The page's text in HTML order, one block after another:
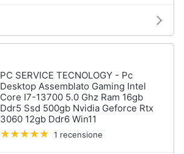
PC SERVICE TECNOLOGY - Pc
Desktop Assemblato Gaming Intel
Core I7-13700 5.0 Ghz Ram 16gb
Ddr5 Ssd 500gb Nvidia Geforce Rtx
3060 12gb Ddr6 Win11
1 recensione